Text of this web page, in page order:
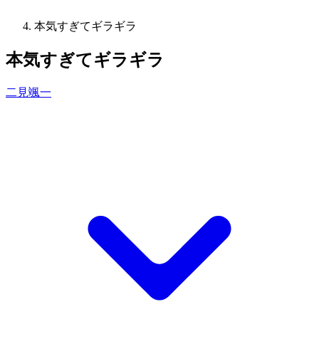
本気すぎてギラギラ
本気すぎてギラギラ
二見颯一